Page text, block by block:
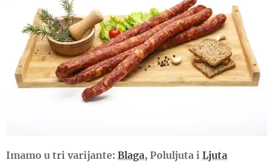
Imamo u tri varijante: Blaga, Poluljuta i Ljuta